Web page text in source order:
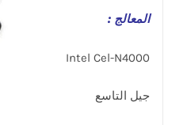
المعالج :
Intel Cel-N4000
جيل التاسع